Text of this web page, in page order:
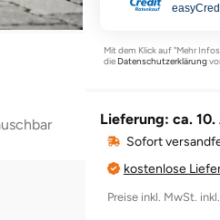
Mit dem Klick auf "Mehr
die Datenschutzerklärung
Lieferung: ca. 10.
Sofort
kostenlose
Preise inkl. MwSt.